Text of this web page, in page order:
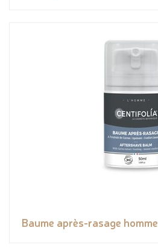
Baume après-rasage homme